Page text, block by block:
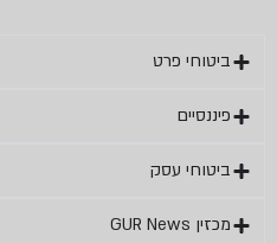
ביטוחי פרט
פיננסיים
ביטוחי עסק
מכזין GUR News